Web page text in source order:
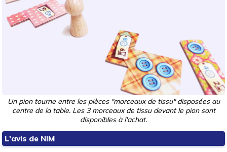
Un pion tourne entre les pièces "morceaux de tissu" disposées au
centre de la table. Les 3 morceaux de tissu devant le pion sont
disponibles à l'achat.
L'avis de NIM